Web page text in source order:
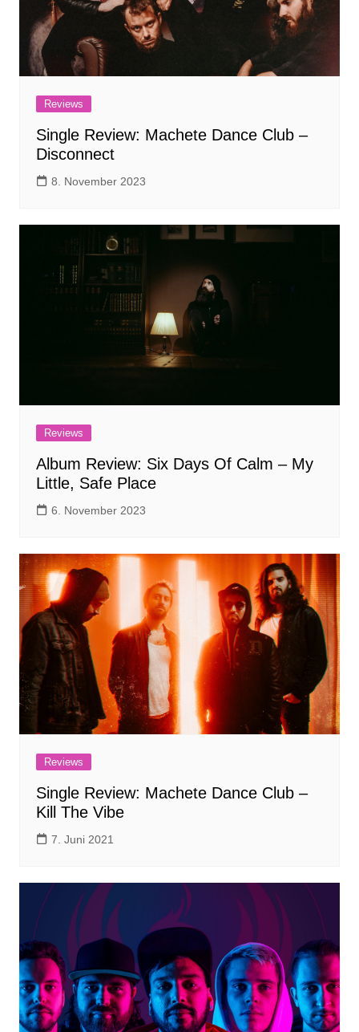
Reviews
Single Review: Machete Dance Club –
Disconnect
8. November 2023
Reviews
Album Review: Six Days Of Calm – My
Little, Safe Place
6. November 2023
Reviews
Single Review: Machete Dance Club –
Kill The Vibe
7. Juni 2021